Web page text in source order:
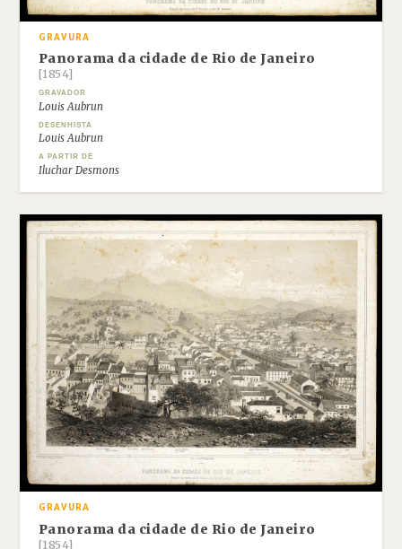
GRAVURA
Panorama da cidade de Rio de Janeiro
[1854]
GRAVADOR
Louis Aubrun
DESENHISTA
Louis Aubrun
A PARTIR DE
Iluchar Desmons
GRAVURA
Panorama da cidade de Rio de Janeiro
[1854]